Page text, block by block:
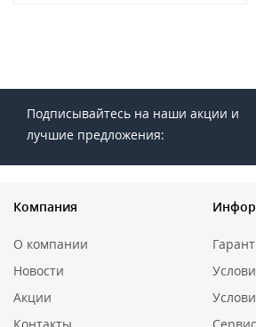
Подписывайтесь на наши акции и
лучшие предложения:
Компания
О компании
Новости
Акции